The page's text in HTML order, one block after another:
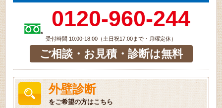
0120-960-244
受付時間 10:00-18:00（土日祝17:00まで・月曜定休）
ご相談・お見積・診断は無料
外壁診断
をご希望の方はこちら